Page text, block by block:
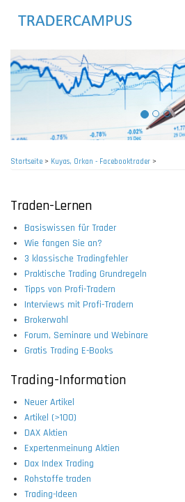
Startseite> Kuyas, Orkan - Facebooktrader >
Traden-Lernen
Basiswissen für Trader
Wie fangen Sie an?
3 klassische Tradingfehler
Praktische Trading Grundregeln
Tipps von Profi-Tradern
Interviews mit Profi-Tradern
Brokerwahl
Forum, Seminare und Webinare
Gratis Trading E-Books
Trading-Information
Neuer Artikel
Artikel (>100)
DAX Aktien
Expertenmeinung Aktien
Dax Index Trading
Rohstoffe traden
Trading-Ideen